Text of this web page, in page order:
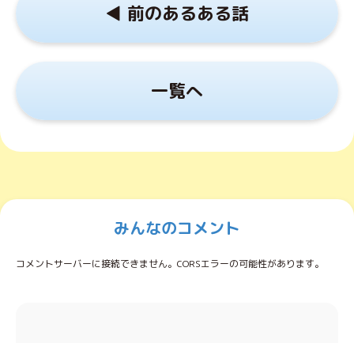
◀︎ 前のあるある話
一覧へ
みんなのコメント
コメントサーバーに接続できません。CORSエラーの可能性があります。